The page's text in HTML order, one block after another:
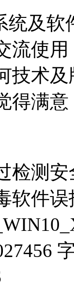
及软
流使
技术
得满
检测
软件